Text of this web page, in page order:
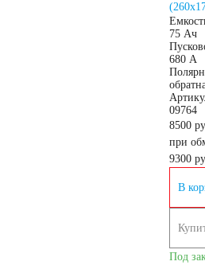
Аккумуляторы для
охранно-пожарных
Аккумуляторы для
кассовых аппаратов
75 Ач
680 А
09764
8500
при
9300
В
Под